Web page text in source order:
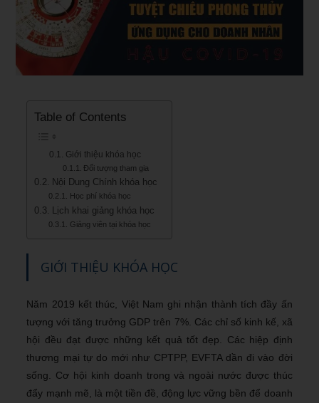
Table of Contents
Giới thiệu khóa học
Đối tượng tham gia
Nội Dung Chính khóa học
Học phí khóa học
Lịch khai giảng khóa học
Giảng viên tại khóa học
GIỚI THIỆU KHÓA HỌC
Năm 2019 kết thúc, Việt Nam ghi nhận thành tích đầy ấn
tượng với tăng trưởng GDP trên 7%. Các chỉ số kinh kế, xã
hội đều đạt được những kết quả tốt đẹp. Các hiệp định
thương mại tự do mới như CPTPP, EVFTA dần đi vào đời
sống. Cơ hội kinh doanh trong và ngoài nước được thúc
đẩy mạnh mẽ, là một tiền đề, động lực vững bền để doanh